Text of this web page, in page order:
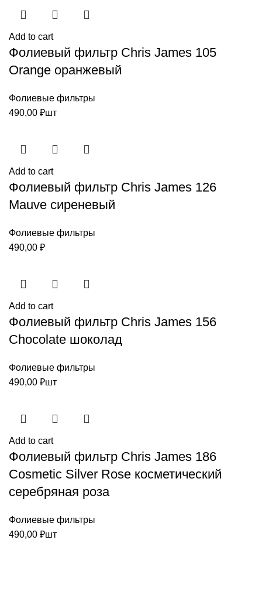
Add to cart
Фолиевый фильтр Chris James 105
Orange оранжевый
Фолиевые фильтры
490,00 ₽шт
Add to cart
Фолиевый фильтр Chris James 126
Mauve сиреневый
Фолиевые фильтры
490,00 ₽
Add to cart
Фолиевый фильтр Chris James 156
Chocolate шоколад
Фолиевые фильтры
490,00 ₽шт
Add to cart
Фолиевый фильтр Chris James 186
Cosmetic Silver Rose косметический
серебряная роза
Фолиевые фильтры
490,00 ₽шт